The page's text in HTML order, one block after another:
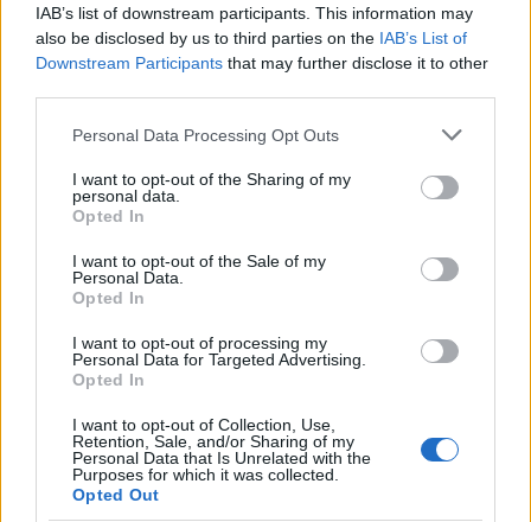
IAB’s list of downstream participants. This information may
also be disclosed by us to third parties on the IAB’s List of
Downstream Participants that may further disclose it to other
Please note that this website/app uses one or more Google
not limited to your visit or usage behaviour. You may click to
grant or deny consent to Google and its third-party tags to
use your data for below specified purposes in below Google
consent section.
Personal Data Processing Opt Outs
I want to opt-out of the Sharing of my
personal data.
Opted In
I want to opt-out of the Sale of my
Personal Data.
Opted In
I want to opt-out of processing my
Personal Data for Targeted Advertising.
Opted In
I want to opt-out of Collection, Use,
Retention, Sale, and/or Sharing of my
Personal Data that Is Unrelated with the
Purposes for which it was collected.
Opted Out
Skademareritt truer VM-
upassende
Skademareritt for landslagsstjernen bare uker før sesongåpningen,
nå frykter 26-åringen at VM i verste fall kan ryke.